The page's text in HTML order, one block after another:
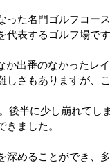
好き ゴキブリ駆
ライブ 機密文書
った名門ゴルフコー
表するゴルフ場です
か出番のなかったレ
さもありますが、
後半に少し崩れてし
ました。
めることができ、